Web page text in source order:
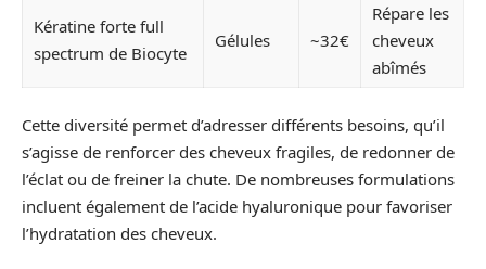
Kératine forte full
spectrum de Biocyte
Gélules ~32€
Répare les
cheveux
abîmés
Cette diversité permet d’adresser différents besoins, qu’il
s’agisse de renforcer des cheveux fragiles, de redonner de
l’éclat ou de freiner la chute. De nombreuses formulations
incluent également de l’acide hyaluronique pour favoriser
l’hydratation des cheveux.